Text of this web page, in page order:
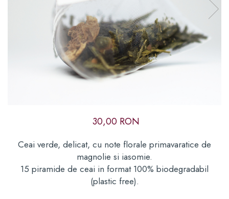
Cadouri corporate premium
Cadouri pentru cei care au
Card cadou
30,00 RON
Ceai verde, delicat, cu note florale primavaratice de
magnolie si iasomie.
15 piramide de ceai in format 100% biodegradabil
(plastic free).